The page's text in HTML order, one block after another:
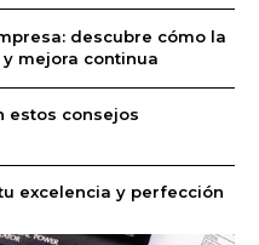
descubre cómo la
mejora continua
estos consejos
excelencia y perfección